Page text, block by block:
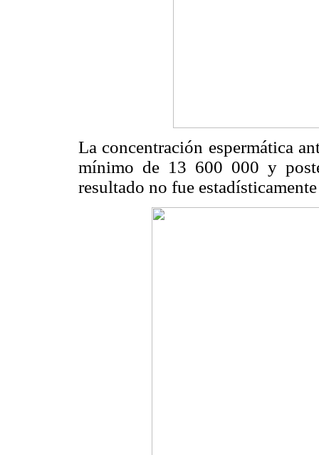
La concentración espermática
mínimo de 13 600 000 y
resultado no fue